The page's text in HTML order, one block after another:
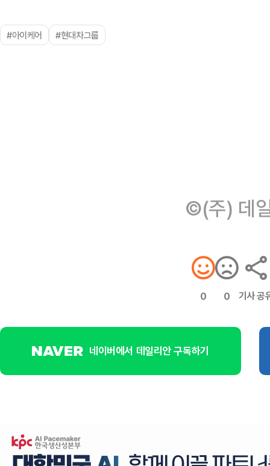
#아이케어 #현대차그룹
©(주) 데
0 0 기사 공
네이버에서 데일리안 구독하기